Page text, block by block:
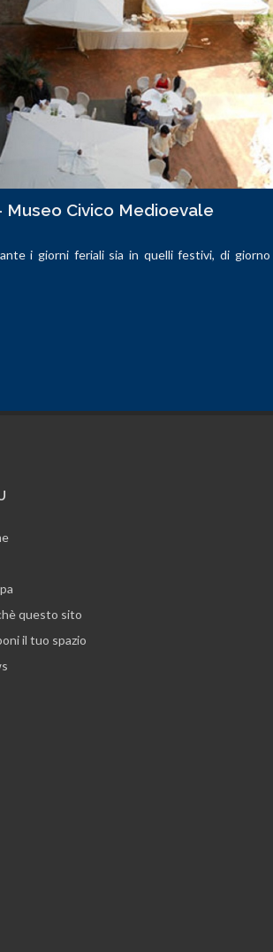
Museo Civico Medioevale
i giorni feriali sia in quelli festivi, di
questo sito
il tuo spazio